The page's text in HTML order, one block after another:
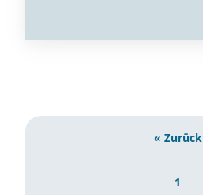
« Zurück
1